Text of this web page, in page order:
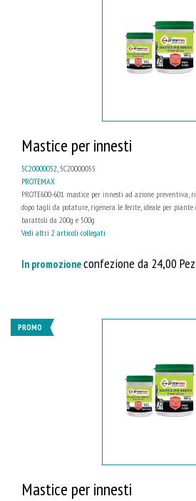
Mastice per innesti
5C20000052, 5C20000055
PROTEMAX
PROTE600-601 mastice per innesti ad azione
dopo tagli da potature, rigenera le ferite, ideale per
barattoli da 200g e 500g
Vedi altri 2 articoli collegati
In promozioneconfezione da 24,00
PROMO
Mastice per innesti